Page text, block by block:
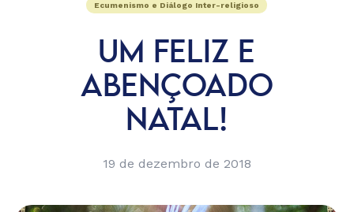
Ecumenismo e Diálogo Inter-religioso
UM FELIZ E
ABENÇOADO
NATAL!
19 de dezembro de 2018